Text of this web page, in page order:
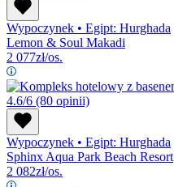
Wypoczynek • Egipt: Hurghada
Lemon & Soul Makadi
2 077zł/os.
4.6/6 (80 opinii)
Wypoczynek • Egipt: Hurghada
Sphinx Aqua Park Beach Resort
2 082zł/os.